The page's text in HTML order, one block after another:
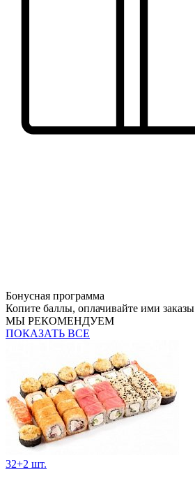
Бонусная программа
Копите баллы, оплачивайте ими заказы
МЫ РЕКОМЕНДУЕМ
ПОКАЗАТЬ ВСЕ
32+2 шт.